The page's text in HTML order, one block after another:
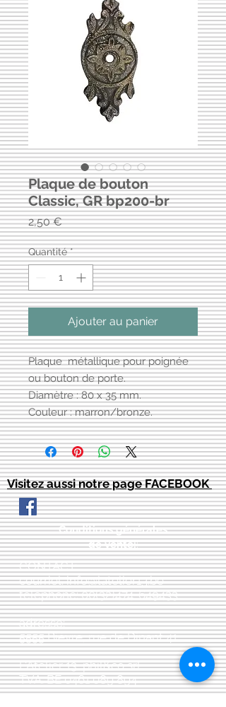
Plaque de bouton
Classic, GR bp200-br
2,50 €Prix
Quantité *
Ajouter au panier
Plaque métallique pour poignée
ou bouton de porte.
Diamètre : 80 x 35 mm.
Couleur : marron/bronze.
Visitez aussi notre page FACEBOOK
Conditions générales
de vente::
CONTACT:
courriel:info@latelier13.be
téléphone:00(32)474-649433
adresse:
5555 Bièvre, rue de Dinant 41
L'Atelier 13, phil&co srl
TVA: BE0461 089 894